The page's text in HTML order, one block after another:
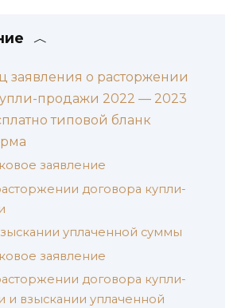
заявления о расторжении
продажи 2022 — 2023
типовой бланк
заявление
договора купли-
уплаченной суммы
заявление
договора купли-
и взыскании уплаченной